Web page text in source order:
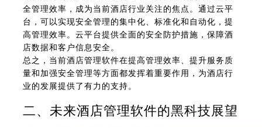
全管理效率，成为当前酒店行业关注的焦点。通过云平
台，可以实现安全管理的集中化、标准化和自动化，提
高管理效率。云平台提供全面的安全防护措施，保障酒
店数据和客户信息安全。
总之，当前酒店管理软件在提高管理效率、提升服务质
量和加强安全管理等方面都发挥着重要作用，为酒店行
业的发展提供了有力的支持。
二、未来酒店管理软件的黑科技展望